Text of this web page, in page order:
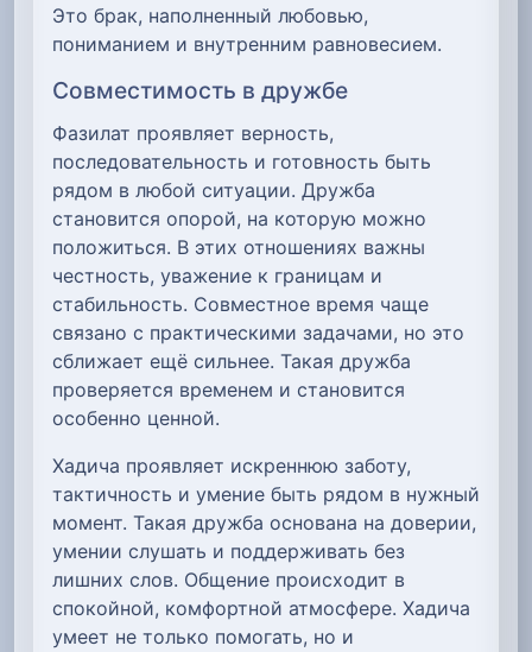
Это брак, наполненный любовью,
пониманием и внутренним равновесием.
Совместимость в дружбе
Фазилат проявляет верность,
последовательность и готовность быть
рядом в любой ситуации. Дружба
становится опорой, на которую можно
положиться. В этих отношениях важны
честность, уважение к границам и
стабильность. Совместное время чаще
связано с практическими задачами, но это
сближает ещё сильнее. Такая дружба
проверяется временем и становится
особенно ценной.
Хадича проявляет искреннюю заботу,
тактичность и умение быть рядом в нужный
момент. Такая дружба основана на доверии,
умении слушать и поддерживать без
лишних слов. Общение происходит в
спокойной, комфортной атмосфере. Хадича
умеет не только помогать, но и